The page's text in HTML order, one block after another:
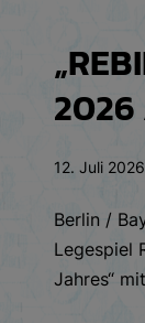
2026
12. Juli 2026
Berlin /
Legespiel
Jahres“